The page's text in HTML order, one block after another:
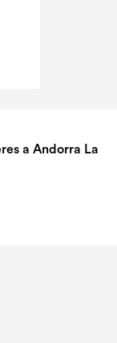
a Andorra La